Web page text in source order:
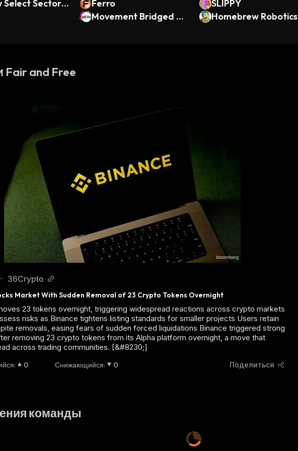
Select Sector S
xStock
Ferro SLIPPY
Movement Bridged W
Homebrew Robotics
Fair and Free
• 36Crypto
Market With Sudden Removal of 23 Crypto Tokens Overnight
23 tokens overnight, triggering widespread reactions across crypto markets
risks as Binance tightens listing standards for smaller projects Users retain
removals, easing fears of sudden forced liquidations Binance triggered strong
removing 23 crypto tokens from its Alpha platform overnight, a move that
across trading communities. [&#8230;]
: 0 Снижающийся: 0 Поделиться
команды